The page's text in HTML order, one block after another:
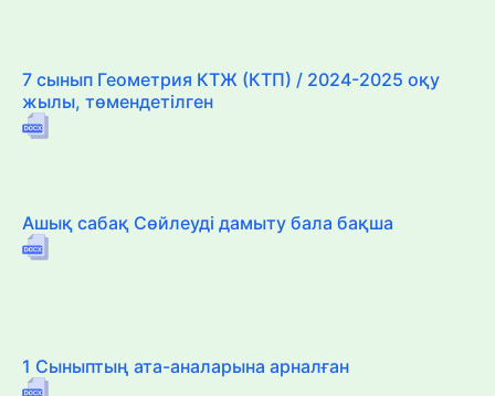
7 сынып Геометрия КТЖ (КТП) / 2024-2025 оқу
жылы, төмендетілген
Ашық сабақ Сөйлеуді дамыту бала бақша
1 Сыныптың ата-аналарына арналған